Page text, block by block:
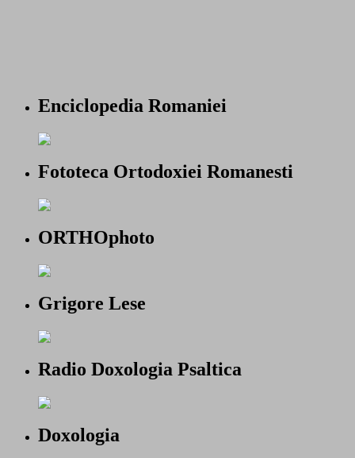
Enciclopedia Romaniei
Fototeca Ortodoxiei Romanesti
ORTHOphoto
Grigore Lese
Radio Doxologia Psaltica
Doxologia